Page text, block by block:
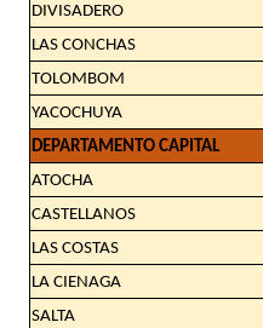
DIVISADERO
LAS CONCHAS
TOLOMBOM
YACOCHUYA
DEPARTAMENTO CAPITAL
ATOCHA
CASTELLANOS
LAS COSTAS
LA CIENAGA
SALTA